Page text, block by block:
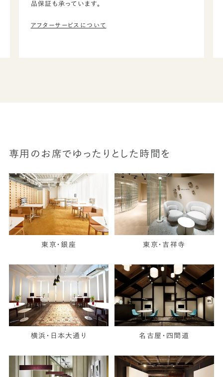
品保証も承っています。
アフターサービスについて
専用のお席でゆったりとした時間を
東京・銀座 東京・吉祥寺
横浜・日本大通り 名古屋・四間道